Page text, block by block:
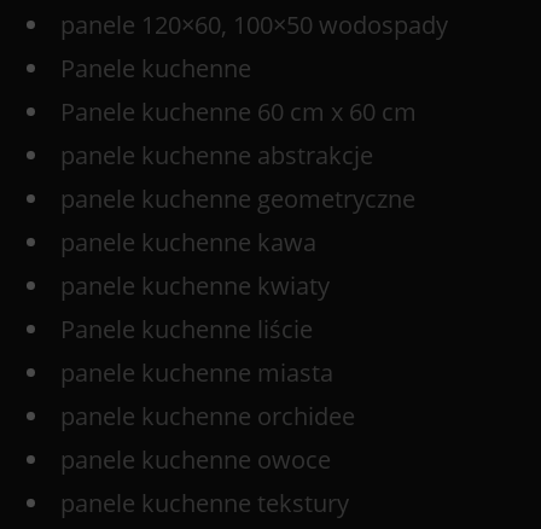
panele 120×60, 100×50 wodospady
Panele kuchenne
Panele kuchenne 60 cm x 60 cm
panele kuchenne abstrakcje
panele kuchenne geometryczne
panele kuchenne kawa
panele kuchenne kwiaty
Panele kuchenne liście
panele kuchenne miasta
panele kuchenne orchidee
panele kuchenne owoce
panele kuchenne tekstury